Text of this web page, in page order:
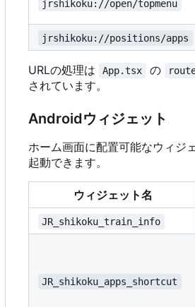
jrshikoku://open/topmenu
jrshikoku://positions/apps
URLの処理は App.tsx の
されています。
Androidウィジェット
ホーム画面に配置可能なウィジ
起動できます。
ウィジェット名
JR_shikoku_train_info
JR_shikoku_apps_shortcut